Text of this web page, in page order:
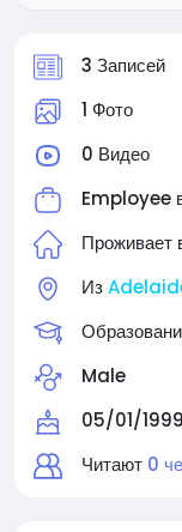
3 Записей
1 Фото
0 Видео
Employee
Проживает
Из
Male
05/01/1999
Читают 0